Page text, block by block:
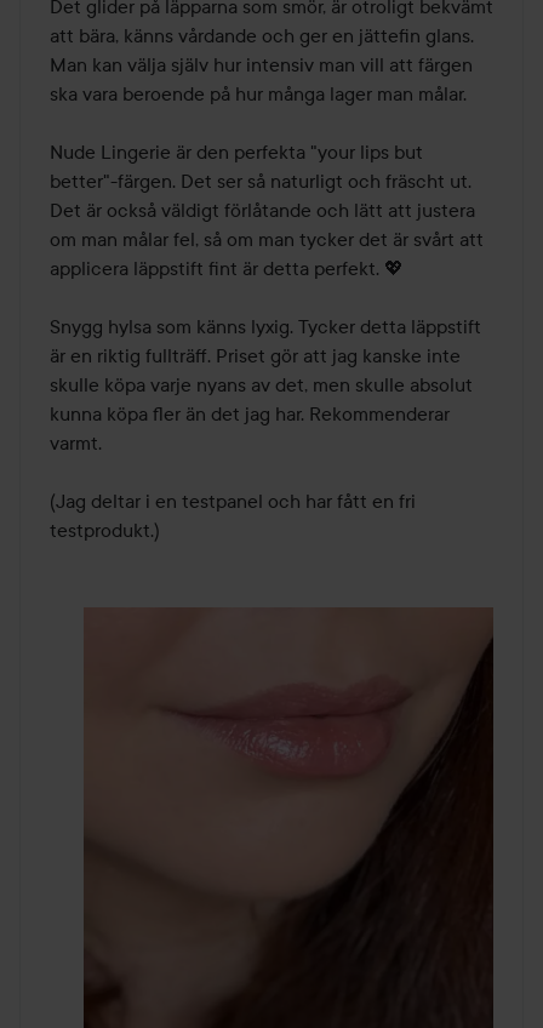
Det glider på läpparna som smör, är otroligt bekvämt
att bära, känns vårdande och ger en jättefin glans.
Man kan välja själv hur intensiv man vill att färgen
ska vara beroende på hur många lager man målar.
Nude Lingerie är den perfekta "your lips but
better"-färgen. Det ser så naturligt och fräscht ut.
Det är också väldigt förlåtande och lätt att justera
om man målar fel, så om man tycker det är svårt att
applicera läppstift fint är detta perfekt. 💖
Snygg hylsa som känns lyxig. Tycker detta läppstift
är en riktig fullträff. Priset gör att jag kanske inte
skulle köpa varje nyans av det, men skulle absolut
kunna köpa fler än det jag har. Rekommenderar
varmt.
(Jag deltar i en testpanel och har fått en fri
testprodukt.)